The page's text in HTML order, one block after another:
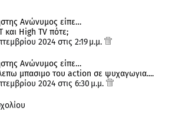
Ανώνυμος είπε…
και High TV πότε;
2024 στις 2:19 μ.μ.
Ανώνυμος είπε…
μπασιμο του action σε ψυχαγωγια....
2024 στις 6:30 μ.μ.